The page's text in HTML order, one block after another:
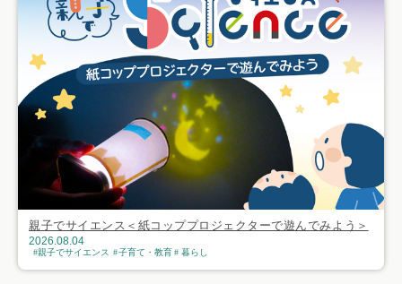
親子でサイエンス＜紙コッププロジェクターで遊んでみよう＞
2026.08.04
親子でサイエンス 子育て・教育 暮らし